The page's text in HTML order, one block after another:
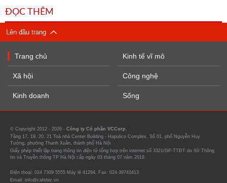
ĐỌC THÊM
Lên đầu trang
Trang chủ
Xã hội
Kinh doanh
Kinh tế vĩ mô
Công nghệ
Sống
© Copyright 2012 - 2026 - Công ty Cổ phần VCCorp.
Tầng 17, 19, 20, 21 Toà nhà Center Building - Hapulico Complex, Số 01, phố Nguyễn Huy
Tưởng, phường Thanh Xuân, thành phố Hà Nội
Giấy phép thiết lập trang thông tin điện tử tổng hợp trên internet số 3321/GP-TTĐT do Sở Thông
tin và Truyền thông TP Hà Nội cấp ngày 03 tháng 07 năm 2019.
Điện thoại: 024 7309 5555 Máy lẻ 41294. Fax: 024-39743413
Email: info@cafebiz.vn